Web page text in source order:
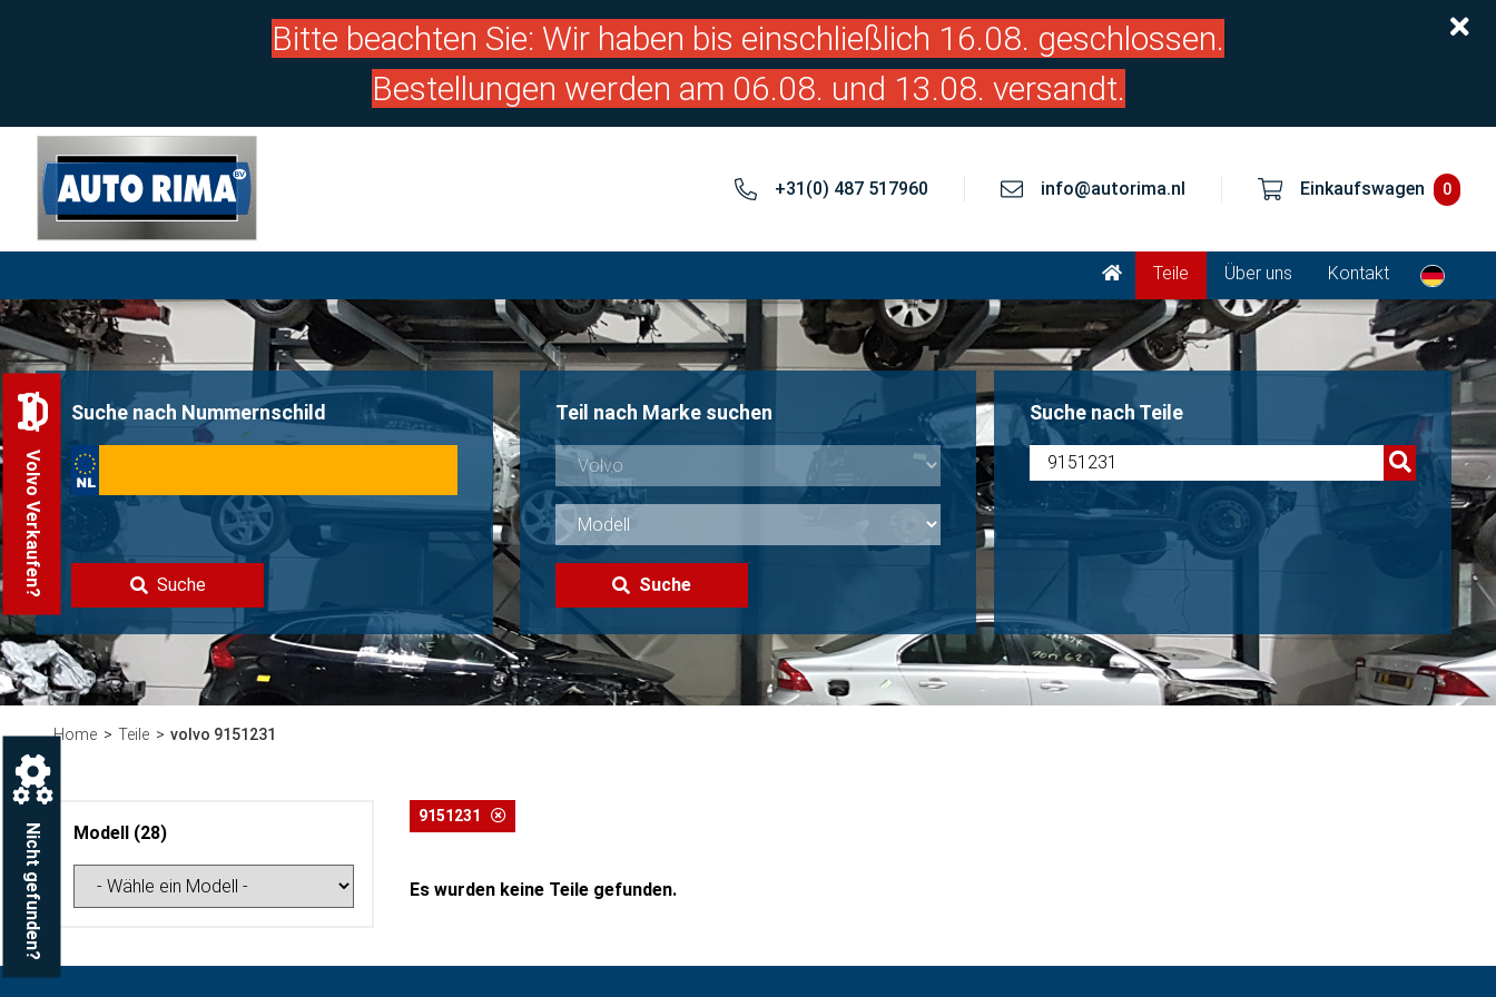
Bitte beachten Sie: Wir haben bis einschließlich 16.08. geschlossen.
Bestellungen werden am 06.08. und 13.08. versandt.
+31(0) 487 517960 info@autorima.nl Einkaufswagen 0
Teile Über uns Kontakt
Suche nach Nummernschild
Suche
Teil nach Marke suchen
Suche
Suche nach Teile
Home Teile volvo 9151231
Modell (28)
9151231
Es wurden keine Teile gefunden.
Volvo Verkaufen?
Nicht gefunden?